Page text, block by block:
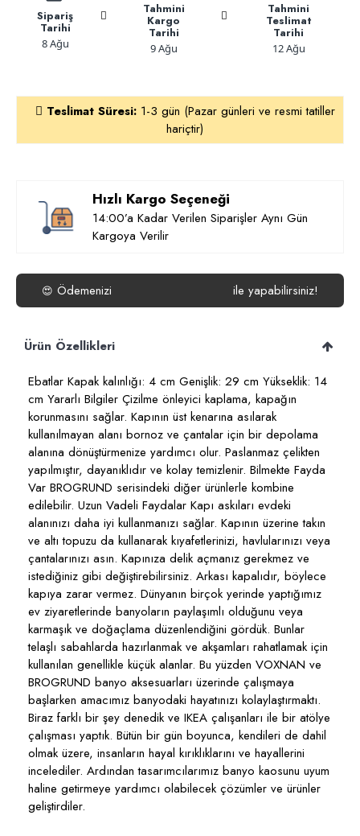
Sipariş
Tarihi
8 Ağu
Tahmini
Kargo
Tarihi
9 Ağu
Tahmini
Teslimat
Tarihi
12 Ağu
Teslimat Süresi:1-3 gün (Pazar günleri ve resmi tatiller
hariçtir)
Hızlı Kargo Seçeneği
14:00’a Kadar Verilen Siparişler Aynı Gün
Kargoya Verilir
😍 Ödemenizi ile yapabilirsiniz!
Ürün Özellikleri
Ebatlar Kapak kalınlığı: 4 cm Genişlik: 29 cm Yükseklik: 14
cm Yararlı Bilgiler Çizilme önleyici kaplama, kapağın
korunmasını sağlar. Kapının üst kenarına asılarak
kullanılmayan alanı bornoz ve çantalar için bir depolama
alanına dönüştürmenize yardımcı olur. Paslanmaz çelikten
yapılmıştır, dayanıklıdır ve kolay temizlenir. Bilmekte Fayda
Var BROGRUND serisindeki diğer ürünlerle kombine
edilebilir. Uzun Vadeli Faydalar Kapı askıları evdeki
alanınızı daha iyi kullanmanızı sağlar. Kapının üzerine takın
ve altı topuzu da kullanarak kıyafetlerinizi, havlularınızı veya
çantalarınızı asın. Kapınıza delik açmanız gerekmez ve
istediğiniz gibi değiştirebilirsiniz. Arkası kapalıdır, böylece
kapıya zarar vermez. Dünyanın birçok yerinde yaptığımız
ev ziyaretlerinde banyoların paylaşımlı olduğunu veya
karmaşık ve doğaçlama düzenlendiğini gördük. Bunlar
telaşlı sabahlarda hazırlanmak ve akşamları rahatlamak için
kullanılan genellikle küçük alanlar. Bu yüzden VOXNAN ve
BROGRUND banyo aksesuarları üzerinde çalışmaya
başlarken amacımız banyodaki hayatınızı kolaylaştırmaktı.
Biraz farklı bir şey denedik ve IKEA çalışanları ile bir atölye
çalışması yaptık. Bütün bir gün boyunca, kendileri de dahil
olmak üzere, insanların hayal kırıklıklarını ve hayallerini
incelediler. Ardından tasarımcılarımız banyo kaosunu uyum
haline getirmeye yardımcı olabilecek çözümler ve ürünler
geliştirdiler.